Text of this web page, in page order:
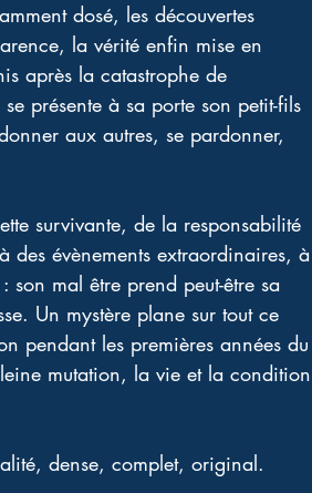
dosé, les découvertes
la vérité enfin mise en
après la catastrophe de
présente à sa porte son petit-fils
aux autres, se pardonner,
survivante, de la responsabilité
des évènements extraordinaires, à
mal être prend peut-être sa
Un mystère plane sur tout ce
pendant les premières années du
mutation, la vie et la condition
dense, complet, original.